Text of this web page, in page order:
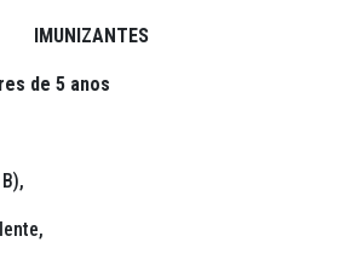
IMUNIZANTES
de 5 anos